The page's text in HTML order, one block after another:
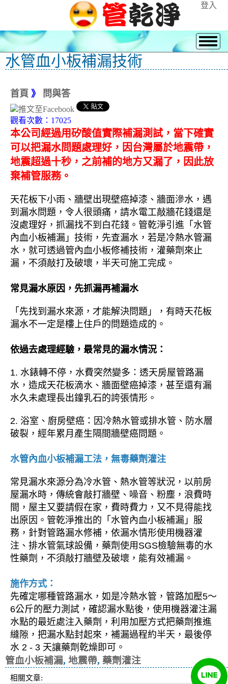
登入
水管血小板補漏技術
首頁 》 問與答
觀看次數：17025
本公司經過用矽酸值實際補漏測試，當下確實
可以把漏水問題處理好，因台灣屬於地震帶，
地震超過十秒，之前補的地方又漏了，因此放
棄補管服務。
天花板下小雨、牆壁出現壁癌掉漆、牆面滲水，遇
到漏水問題，令人很頭痛，請水電工敲牆花錢還是
沒處理好，抓漏找不到白花錢。管乾淨引進「水管
內血小板補漏」技術，先查漏水，若是冷熱水管漏
水，就可透過管內血小板修補技術，灌藥劑來止
漏，不須敲打及破壞，半天可施工完成。
常見漏水原因，先抓漏再補漏水
「先找到漏水來源，才能解決問題」，有時天花板
漏水不一定是樓上住戶的問題造成的。
依過去處理經驗，最常見的漏水情況：
1. 水錶轉不停，水費突然變多：透天房屋管路漏
水，造成天花板滴水、牆面壁癌掉漆，甚至還有漏
水久未處理長出鐘乳石的誇張情形。
2. 浴室、廚房壁癌：因冷熱水管或排水管、防水層
破裂，經年累月產生隔間牆壁癌問題。
水管內血小板補漏工法，無毒藥劑灌注
常見漏水來源分為冷水管、熱水管等狀況，以前房
屋漏水時，傳統會敲打牆壁、噪音、粉塵，浪費時
間，屋主又要請假在家，費時費力，又不見得能找
出原因。管乾淨推出的「水管內血小板補漏」服
務，針對管路漏水修補，依漏水情形使用機器灌
注、排水管氣球設備，藥劑使用SGS檢驗無毒的水
性藥劑，不須敲打牆壁及破壞，能有效補漏。
施作方式：
先確定哪種管路漏水，如是冷熱水管，管路加壓5～
6公斤的壓力測試，確認漏水點後，使用機器灌注漏
水點的最近處注入藥劑，利用加壓方式把藥劑推進
縫隙，把漏水點封起來，補漏過程約半天，最後停
水 2 - 3 天讓藥劑乾燥即可。
管血小板補漏, 地震帶, 藥劑灌注
相關文章: